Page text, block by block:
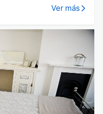
Ver más